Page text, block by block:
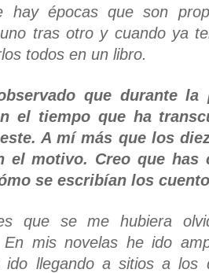
hay épocas que son
tras otro y cuando ya
todos en un libro.
que durante
el tiempo que ha
A mí más que los
el motivo. Creo que has
se escribían los
que se me hubiera
En mis novelas he ido
ido llegando a sitios a